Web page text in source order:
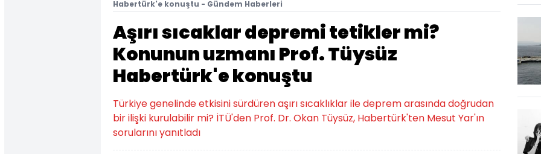
Habertürk'e konuştu - Gündem Haberleri
Aşırı sıcaklar depremi tetikler mi?
Konunun uzmanı Prof. Tüysüz
Habertürk'e konuştu
Türkiye genelinde etkisini sürdüren aşırı sıcaklıklar ile deprem arasında doğrudan
bir ilişki kurulabilir mi? İTÜ'den Prof. Dr. Okan Tüysüz, Habertürk'ten Mesut Yar'ın
sorularını yanıtladı